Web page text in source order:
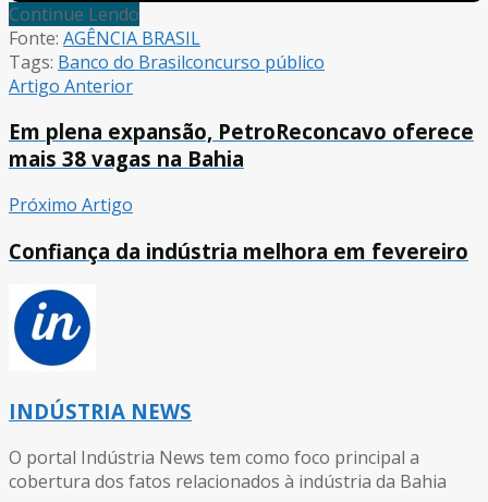
Continue Lendo
Fonte: AGÊNCIA BRASIL
Tags: Banco do Brasilconcurso público
Artigo Anterior
Em plena expansão, PetroReconcavo oferece
mais 38 vagas na Bahia
Próximo Artigo
Confiança da indústria melhora em fevereiro
INDÚSTRIA NEWS
O portal Indústria News tem como foco principal a
cobertura dos fatos relacionados à indústria da Bahia